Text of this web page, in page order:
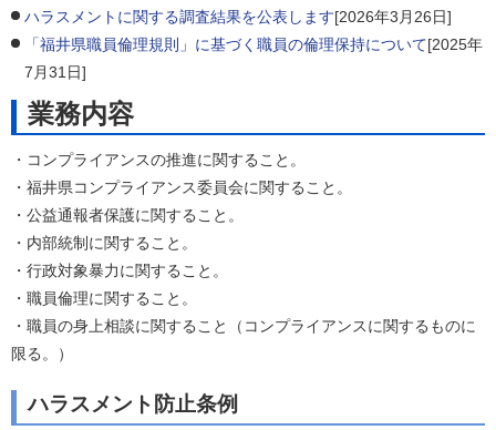
ハラスメントに関する調査結果を公表します[2026年3月26日]
「福井県職員倫理規則」に基づく職員の倫理保持について[2025年
7月31日]
業務内容
・コンプライアンスの推進に関すること。
・福井県コンプライアンス委員会に関すること。
・公益通報者保護に関すること。
・内部統制に関すること。
・行政対象暴力に関すること。
・職員倫理に関すること。
・職員の身上相談に関すること（コンプライアンスに関するものに
限る。）
ハラスメント防止条例